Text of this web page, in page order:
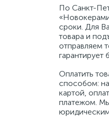
По Санкт-
сроки. Для
товара и
отправляем
гарантирует
Оплатить
способом:
картой,
платежом.